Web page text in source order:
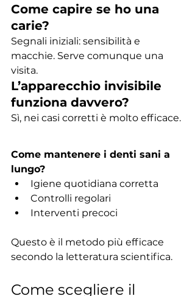
Come capire se ho una
carie?
Segnali iniziali: sensibilità e
macchie. Serve comunque una
visita.
L’apparecchio invisibile
funziona davvero?
Sì, nei casi corretti è molto efficace.
Come mantenere i denti sani a
lungo?
Igiene quotidiana corretta
Controlli regolari
Interventi precoci
Questo è il metodo più efficace
secondo la letteratura scientifica.
Come scegliere il